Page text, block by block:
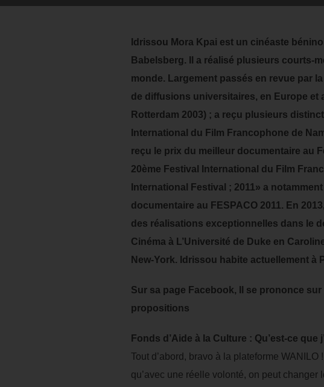
Idrissou Mora Kpai est un cinéaste
Babelsberg. Il a réalisé plusieurs courts-
monde. Largement passés en revue par
de diffusions universitaires, en Europe et
Rotterdam 2003) ; a reçu plusieurs
International du Film Francophone de
reçu le prix du meilleur documentaire au
20ème Festival International du Film
International Festival ; 2011» a
documentaire au FESPACO 2011. En
des réalisations exceptionnelles dans le
Cinéma à L’Université de Duke en
New-York. Idrissou habite actuellement
Sur sa page Facebook, Il se prononce
propositions
Fonds d’Aide à la Culture : Qu’est-ce que
Tout d’abord, bravo à la plateforme
qu’avec une réelle volonté, on peut changer